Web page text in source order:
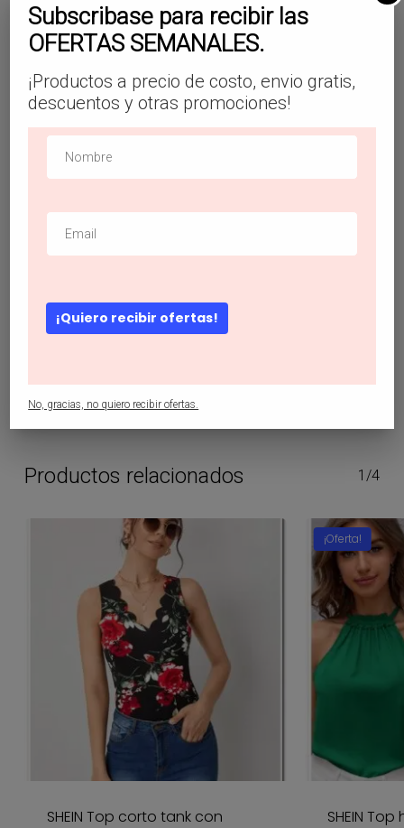
Añadir Al Carrito
TP29
Productos relacionados 1/4
SHEIN Top corto tank con
¡Oferta!
SHEIN
Subscribase para recibir las
OFERTAS SEMANALES.
¡Productos a precio de costo, envio gratis,
descuentos y otras promociones!
¡Quiero recibir ofertas!
No, gracias, no quiero recibir ofertas.